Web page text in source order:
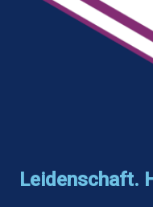
Leidenschaft.